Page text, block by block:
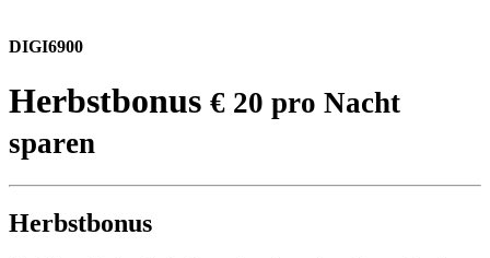
DIGI6900
Herbstbonus € 20 pro Nacht
sparen
Herbstbonus